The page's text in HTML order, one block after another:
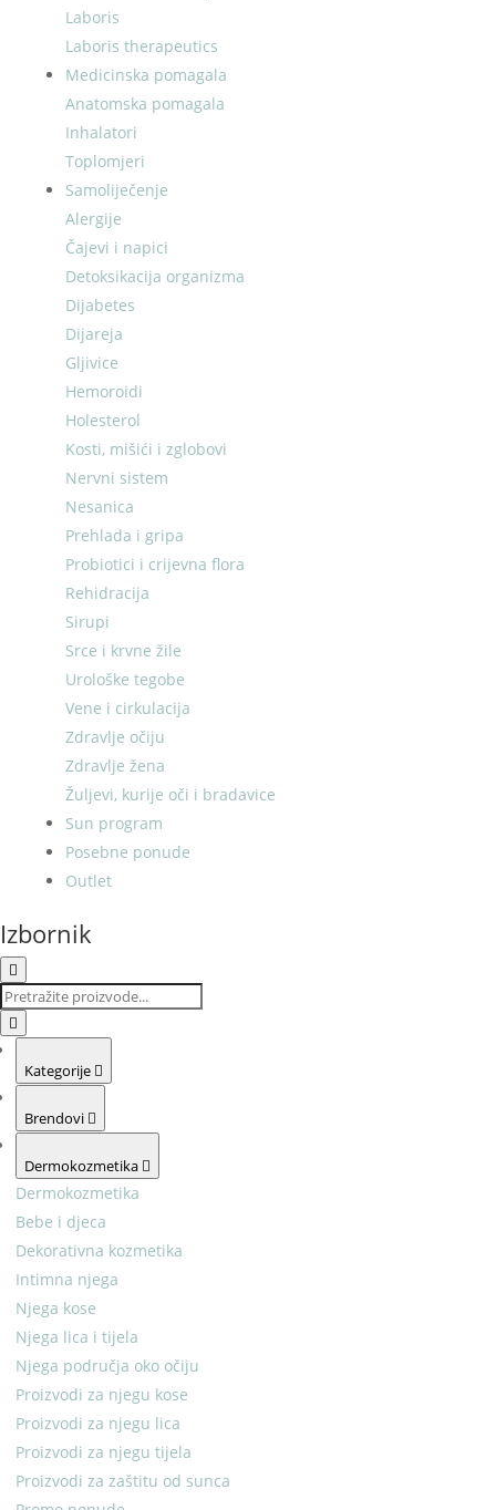
Laboris
Laboris therapeutics
Medicinska pomagala
Anatomska pomagala
Inhalatori
Toplomjeri
Samoliječenje
Alergije
Čajevi i napici
Detoksikacija organizma
Dijabetes
Dijareja
Gljivice
Hemoroidi
Holesterol
Kosti, mišići i zglobovi
Nervni sistem
Nesanica
Prehlada i gripa
Probiotici i crijevna flora
Rehidracija
Sirupi
Srce i krvne žile
Urološke tegobe
Vene i cirkulacija
Zdravlje očiju
Zdravlje žena
Žuljevi, kurije oči i bradavice
Sun program
Posebne ponude
Outlet
Izbornik
Kategorije
Brendovi
Dermokozmetika
Dermokozmetika
Bebe i djeca
Dekorativna kozmetika
Intimna njega
Njega kose
Njega lica i tijela
Njega područja oko očiju
Proizvodi za njegu kose
Proizvodi za njegu lica
Proizvodi za njegu tijela
Proizvodi za zaštitu od sunca